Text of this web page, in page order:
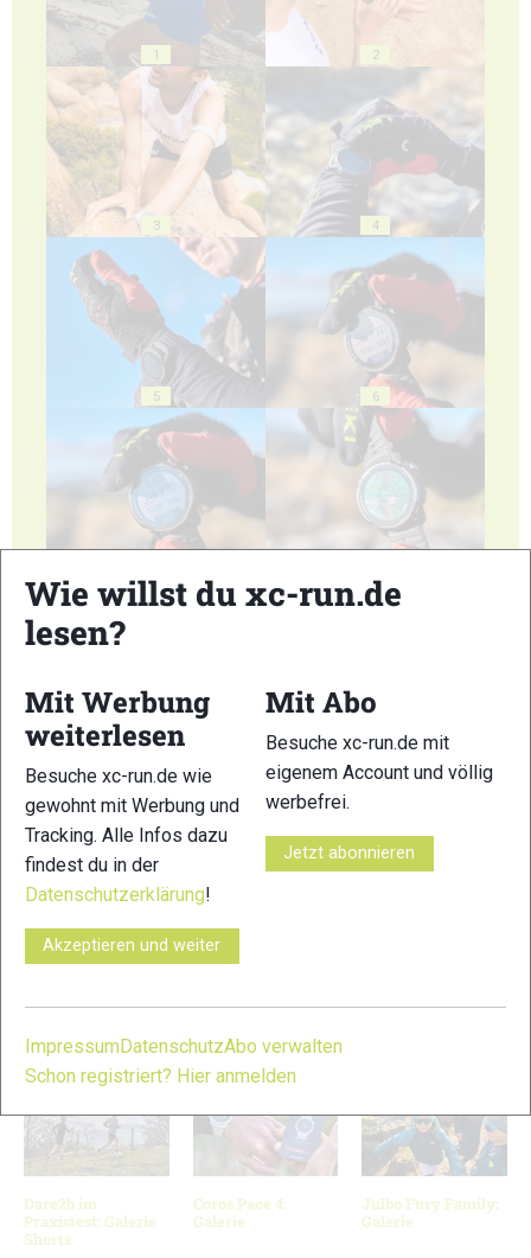
1 2
3 4
5 6
9 10
© Bilder 4 - 10: Marco Felgenhauer / woidlife photography; Bild
VERWANDTE ARTIKEL
Dare2b im
Praxistest: Galerie
Shorts
Coros Pace 4:
Galerie
Julbo Fury Family:
Galerie
Wie willst du xc-run.de
lesen?
Mit Werbung
weiterlesen
Besuche xc-run.de wie
gewohnt mit Werbung und
Tracking. Alle Infos dazu
findest du in der
Datenschutzerklärung!
Akzeptieren und weiter
Mit Abo
Besuche xc-run.de mit
eigenem Account und völlig
werbefrei.
Jetzt abonnieren
Impressum DatenschutzAbo verwalten
Schon registriert? Hier anmelden